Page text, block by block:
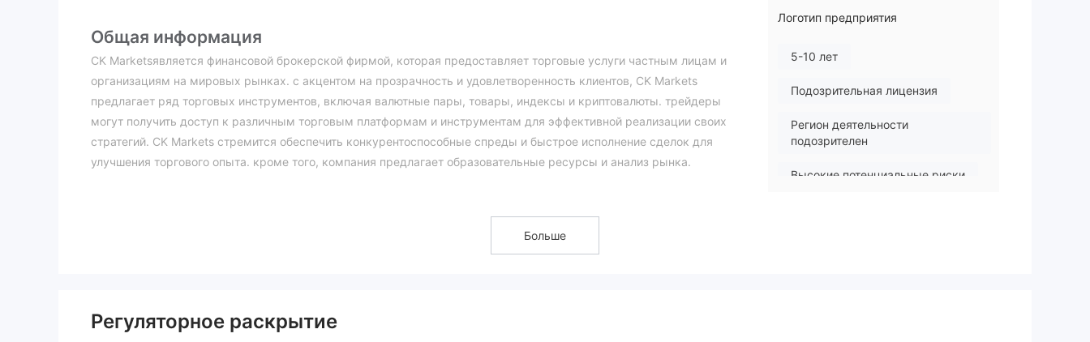
Общая информация
CK Marketsявляется финансовой брокерской фирмой, которая предоставляет торговые услуги частным лицам и
организациям на мировых рынках. с акцентом на прозрачность и удовлетворенность клиентов, CK Markets
предлагает ряд торговых инструментов, включая валютные пары, товары, индексы и криптовалюты. трейдеры
могут получить доступ к различным торговым платформам и инструментам для эффективной реализации своих
стратегий. CK Markets стремится обеспечить конкурентоспособные спреды и быстрое исполнение сделок для
улучшения торгового опыта. кроме того, компания предлагает образовательные ресурсы и анализ рынка.
основные пары, такие как евро/доллар США, фунт стерлингов/доллар США и доллар США/иена, а также
платина и палладий. трейдеры могут участвовать в движении цен на эти металлы, которые часто считаются
Логотип предприятия
5-10 лет
Подозрительная лицензия
Регион деятельности
подозрителен
Высокие потенциальные риски
Больше
Регуляторное раскрытие